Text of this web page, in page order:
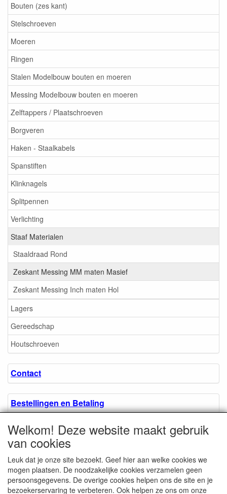
Bouten (zes kant)
Stelschroeven
Moeren
Ringen
Stalen Modelbouw bouten en moeren
Messing Modelbouw bouten en moeren
Zelftappers / Plaatschroeven
Borgveren
Haken - Staalkabels
Spanstiften
Klinknagels
Splitpennen
Verlichting
Staaf Materialen
Staaldraad Rond
Zeskant Messing MM maten Masief
Zeskant Messing Inch maten Hol
Lagers
Gereedschap
Houtschroeven
Contact
Bestellingen en Betaling
Algemene voorwaarden
Over ons.
Welkom! Deze website maakt gebruik
van cookies
Leuk dat je onze site bezoekt. Geef hier aan welke cookies we
mogen plaatsen. De noodzakelijke cookies verzamelen geen
persoonsgegevens. De overige cookies helpen ons de site en je
bezoekerservaring te verbeteren. Ook helpen ze ons om onze